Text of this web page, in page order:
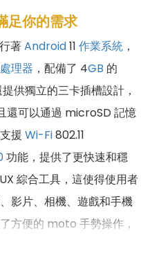
足你的需求
著Android11 作業系統 ，
處理器 ，配備了 4GB 的
供獨立的三卡插槽設計，
還可以通過 microSD 記憶
援 Wi-Fi802.11
功能，提供了更快速和穩
綜合工具，這使得使用者
影片、相機、遊戲和手機
方便的 moto 手勢操作，